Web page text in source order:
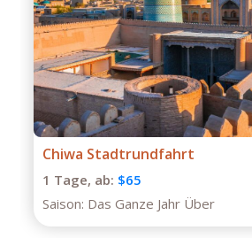
Private Tour durch Buchara
1 Tage,ab: $75
Saison:Das Ganze Jahr